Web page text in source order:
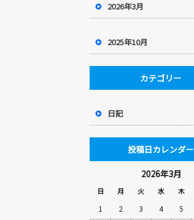
2026年3月
2025年10月
カテゴリー
日記
投稿日カレンダー
2026年3月
日 月 火 水 木
1 2 3 4 5